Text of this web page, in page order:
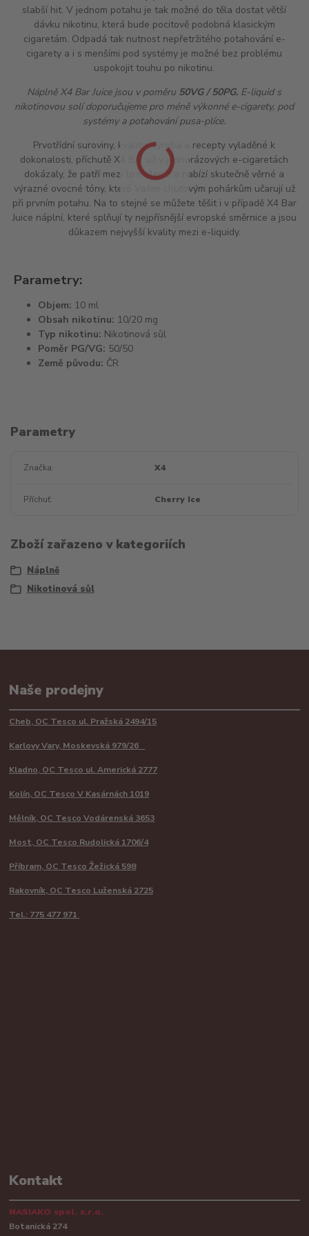
slabší hit. V jednom potahu je tak možné do těla dostat větší
dávku nikotinu, která bude pocitově podobná klasickým
cigaretám. Odpadá tak nutnost nepřetržitého potahování e-
cigarety a i s menšími pod systémy je možné bez problému
uspokojit touhu po nikotinu.
Náplně X4 Bar Juice jsou v poměru 50VG / 50PG. E-liquid s
nikotinovou solí doporučujeme pro méně výkonné e-cigarety, pod
systémy a potahování pusa-plíce.
Prvotřídní suroviny, kvalitní výroba a recepty vyladěné k
dokonalosti, příchutě X4 Bar už v jednorázových e-cigaretách
dokázaly, že patří mezi to nejlepší a nabízí skutečně věrné a
výrazné ovocné tóny, které Vašim chuťovým pohárkům učarují už
při prvním potahu. Na to stejné se můžete těšit i v případě X4 Bar
Juice náplní, které splňují ty nejpřísnější evropské směrnice a jsou
důkazem nejvyšší kvality mezi e-liquidy.
Parametry:
Objem: 10 ml
Obsah nikotinu: 10/20 mg
Typ nikotinu: Nikotinová sůl
Poměr PG/VG: 50/50
Země původu: ČR
Parametry
Značka X4
Příchuť Cherry Ice
Zboží zařazeno v kategoriích
Náplně
Nikotinová sůl
Naše prodejny
Cheb, OC Tesco ul. Pražská 2494/15
Karlovy Vary, Moskevská 979/26
Kladno, OC Tesco ul. Americká 2777
Kolín, OC Tesco V Kasárnách 1019
Mělník, OC Tesco Vodárenská 3653
Most, OC Tesco Rudolická 1706/4
Příbram, OC Tesco Žežická 598
Rakovník, OC Tesco Luženská 2725
Tel.: 775 477 971
Kontakt
NASIAKO spol. s.r.o.
Botanická 274